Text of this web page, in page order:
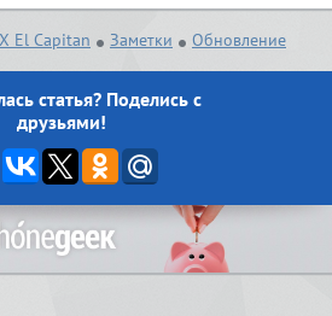
El Capitan Заметки Обновление
статья? Поделись с
друзьями!